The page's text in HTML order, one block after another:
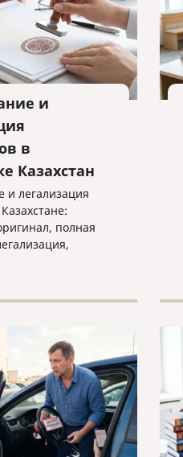
и
в
Казахстан
и легализация
полная
подбор